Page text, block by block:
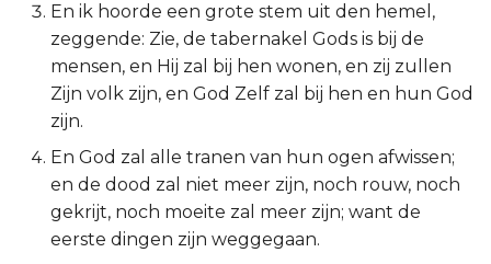
Richteren
Ruth
1 Samuël
2 Samuël
1 Koningen
En ik hoorde een grote stem uit den hemel,
zeggende: Zie, de tabernakel Gods is bij de
mensen, en Hij zal bij hen wonen, en zij zullen
Zijn volk zijn, en God Zelf zal bij hen en hun God
zijn.
En God zal alle tranen van hun ogen afwissen;
en de dood zal niet meer zijn, noch rouw, noch
gekrijt, noch moeite zal meer zijn; want de
eerste dingen zijn weggegaan.